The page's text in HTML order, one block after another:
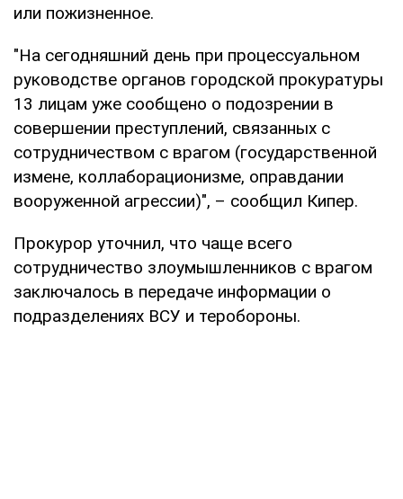
или пожизненное.
"На сегодняшний день при процессуальном
руководстве органов городской прокуратуры
13 лицам уже сообщено о подозрении в
совершении преступлений, связанных с
сотрудничеством с врагом (государственной
измене, коллаборационизме, оправдании
вооруженной агрессии)", – сообщил Кипер.
Прокурор уточнил, что чаще всего
сотрудничество злоумышленников с врагом
заключалось в передаче информации о
подразделениях ВСУ и теробороны.